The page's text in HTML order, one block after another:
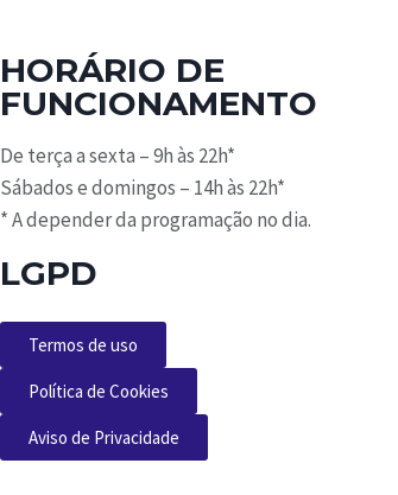
HORÁRIO DE
FUNCIONAMENTO
De terça a sexta – 9h às 22h*
Sábados e domingos – 14h às 22h*
*A depender da programação no dia.
LGPD
Termos de uso
Política de Cookies
Aviso de Privacidade